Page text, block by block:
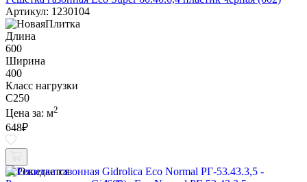
Артикул: 1230104
Длина
600
Ширина
400
Класс нагрузки
C250
Цена за: м2
648₽
Ожидается